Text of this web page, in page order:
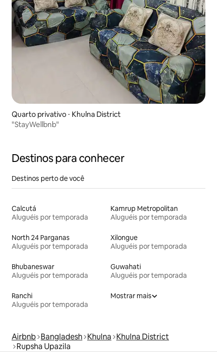
Quarto privativo ⋅ Khulna District
"StayWellbnb"
Destinos para conhecer
Destinos perto de você
Calcutá
Aluguéis por temporada
Kamrup Metropolitan
Aluguéis por temporada
North 24 Parganas
Aluguéis por temporada
Xilongue
Aluguéis por temporada
Bhubaneswar
Aluguéis por temporada
Guwahati
Aluguéis por temporada
Ranchi
Aluguéis por temporada
Mostrar mais
Airbnb Bangladesh Khulna Khulna District
Rupsha Upazila